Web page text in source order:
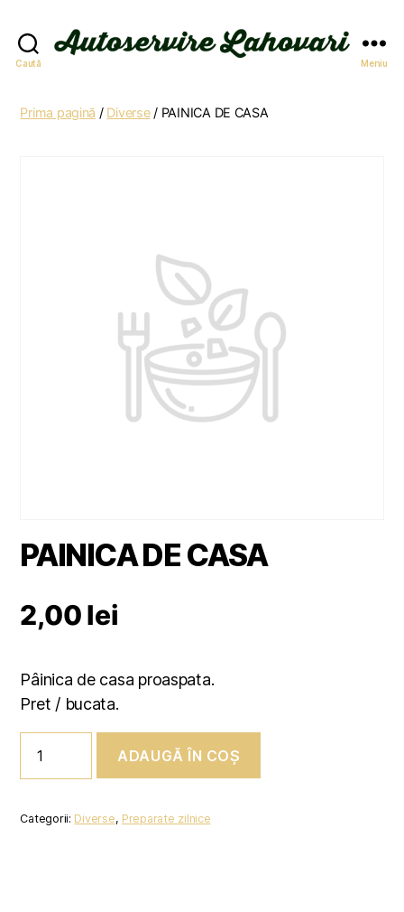
Caută Meniu
Prima pagină / Diverse/ PAINICA DE CASA
PAINICA DE CASA
2,00lei
Pâinica de casa proaspata.
Pret / bucata.
PAINICA
DE
ADAUGĂ ÎN COȘ
Categorii: Diverse, Preparate zilnice